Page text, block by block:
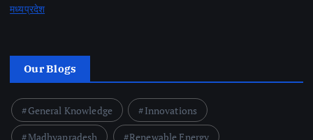
मध्यप्रदेश
Our Blogs
General Knowledge
Innovations
Madhyapradesh
Renewable Energy